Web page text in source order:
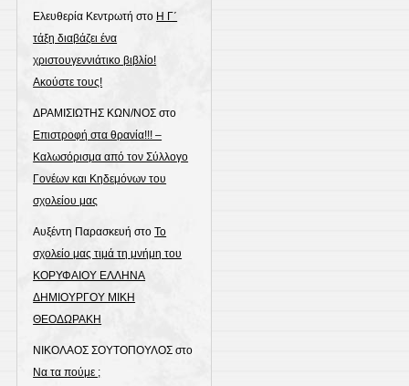
Ελευθερία Κεντρωτή στο Η Γ΄
τάξη διαβάζει ένα
χριστουγεννιάτικο βιβλίο!
Ακούστε τους!
ΔΡΑΜΙΣΙΩΤΗΣ ΚΩΝ/ΝΟΣ στο
Επιστροφή στα θρανία!!! –
Καλωσόρισμα από τον Σύλλογο
Γονέων και Κηδεμόνων του
σχολείου μας
Αυξέντη Παρασκευή στοΤο
σχολείο μας τιμά τη μνήμη του
ΚΟΡΥΦΑΙΟΥ ΕΛΛΗΝΑ
ΔΗΜΙΟΥΡΓΟΥ ΜΙΚΗ
ΘΕΟΔΩΡΑΚΗ
ΝΙΚΟΛΑΟΣ ΣΟΥΤΟΠΟΥΛΟΣ στο
Να τα πούμε ;